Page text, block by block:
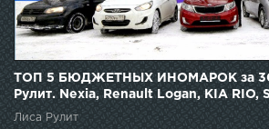
ТОП 5 БЮДЖЕТНЫХ ИНОМАРОК за
Рулит. Nexia, Renault Logan, KIA RIO,
Лиса Рулит